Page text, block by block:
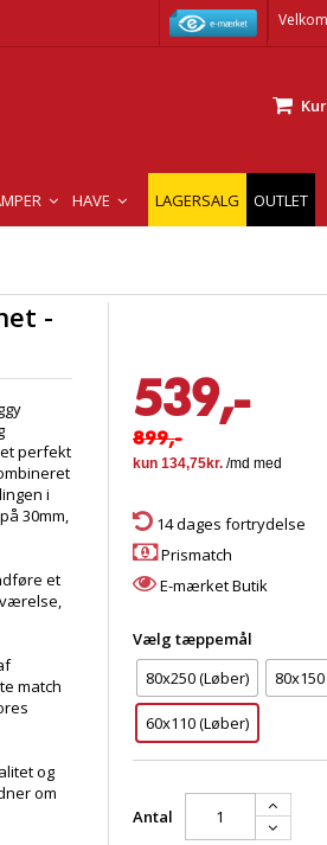
HAVE LAGERSALG OUTLET
-
perfekt
i
30mm,
et
match
og
om
539,-
899,-
14 dages fortrydelse
Prismatch
E-mærket Butik
Vælg tæppemål
80x250 (Løber)
60x110 (Løber)
Antal